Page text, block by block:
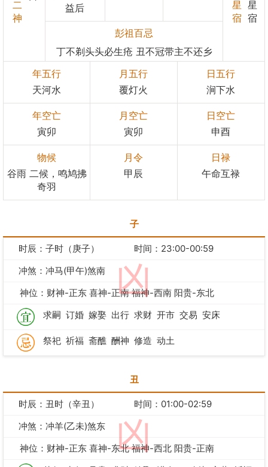
二
神
益后
彭祖百忌
丁不剃头头必生疮 丑不冠带主不还乡
星
宿
星
宿
年五行
天河水
月五行
覆灯火
日五行
涧下水
年空亡
寅卯
月空亡
寅卯
日空亡
申酉
物候
谷雨 二候，鸣鸠拂
奇羽
月令
甲辰
日禄
午命互禄
子
凶
时辰：子时（庚子）
时间：23:00-00:59
冲煞：冲马(甲午)煞南
神位：财神-正东 喜神-正南 福神-西南 阳贵-东北
求嗣 订婚 嫁娶 出行 求财 开市 交易 安床
祭祀 祈福 斋醮 酬神 修造 动土
丑
凶
时辰：丑时（辛丑）
时间：01:00-02:59
冲煞：冲羊(乙未)煞东
神位：财神-正东 喜神-东北 福神-西北 阳贵-正南